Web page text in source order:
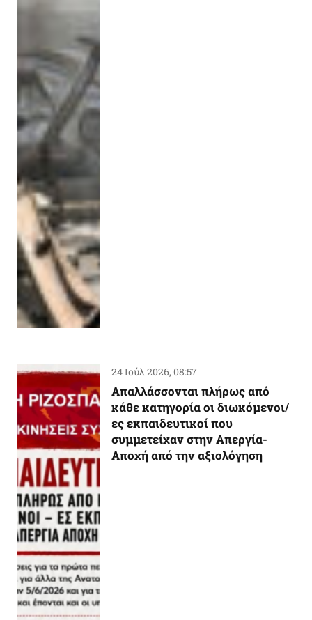
24 Ιούλ 2026, 08:57
Απαλλάσσονται πλήρως από
κάθε κατηγορία οι διωκόμενοι/
ες εκπαιδευτικοί που
συμμετείχαν στην Απεργία-
Αποχή από την αξιολόγηση